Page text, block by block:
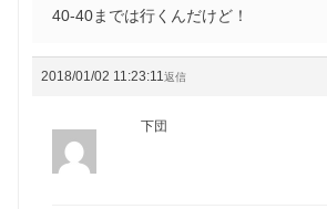
40-40までは行くんだけど！
2018/01/02 11:23:11返信
下団